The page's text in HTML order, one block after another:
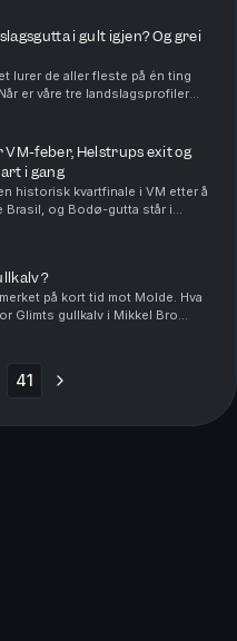
i gult igjen? Og grei
lurer de aller fleste på én ting
er våre tre landslagsprofiler
igjen? Glimt-ekspert Stian
feber, Helstrups exit og
i gang
historisk kvartfinale i VM etter å
Brasil, og Bodø-gutta står i
Vi hyller Patrick Bergs
på kort tid mot Molde. Hva
Glimts gullkalv i Mikkel Bro
de andre snakkisene etter
41